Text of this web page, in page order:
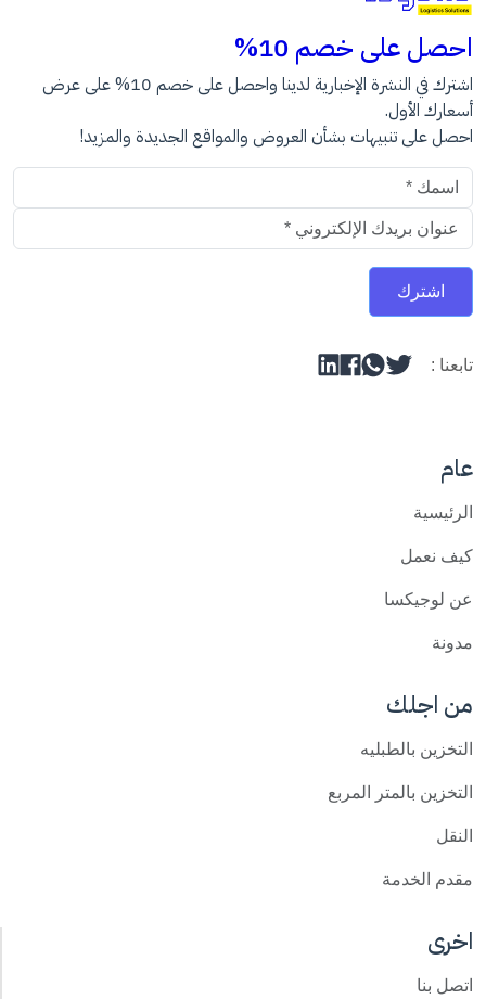
احصل على خصم 10%
اشترك في النشرة الإخبارية لدينا واحصل على خصم 10% على عرض
أسعارك الأول.
احصل على تنبيهات بشأن العروض والمواقع الجديدة والمزيد!
عنوان البريد الالكتروني
اشترك
تابعنا :
عام
الرئيسية
كيف نعمل
عن لوجيكسا
مدونة
من اجلك
التخزين بالطبليه
التخزين بالمتر المربع
النقل
مقدم الخدمة
اخرى
اتصل بنا